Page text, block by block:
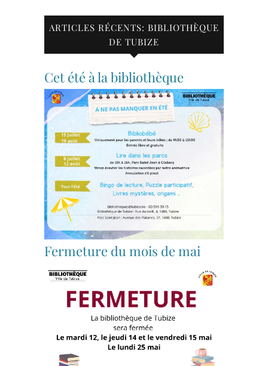
ARTICLES RÉCENTS: BIBLIOTHÈQUE
DE TUBIZE
Cet été à la bibliothèque
Fermeture du mois de mai